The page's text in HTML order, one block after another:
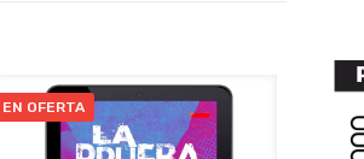
EN OFERTA